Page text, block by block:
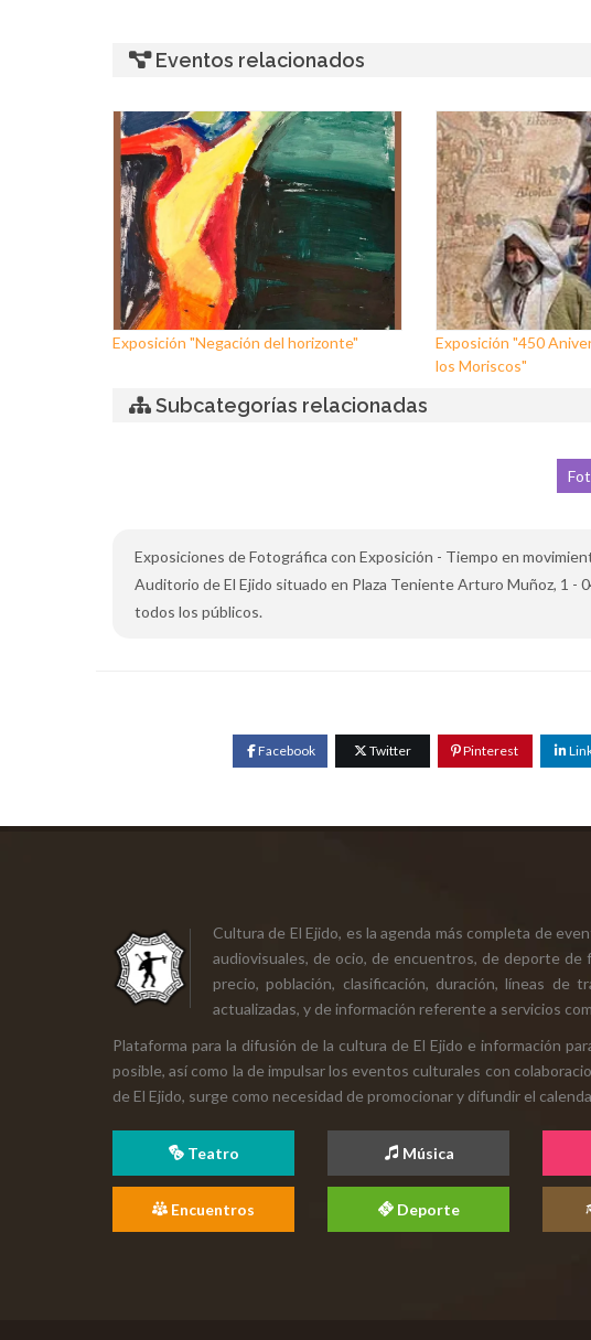
Eventos relacionados
Exposición "Negación del horizonte"
Exposición "450
los Moriscos"
Subcategorías relacionadas
Exposiciones de Fotográfica con Exposición - Tiempo en
Auditorio de El Ejido situado en Plaza Teniente Arturo Muñoz, 1 -
todos los públicos.
Facebook Twitter Pinterest
Cultura de El Ejido, es la agenda más completa de
audiovisuales, de ocio, de encuentros, de deporte de
precio, población, clasificación, duración, líneas
actualizadas, y de información referente a servicios
Plataforma para la difusión de la cultura de El Ejido e información
posible, así como la de impulsar los eventos culturales con
de El Ejido, surge como necesidad de promocionar y difundir el
Teatro Música
Encuentros Deporte